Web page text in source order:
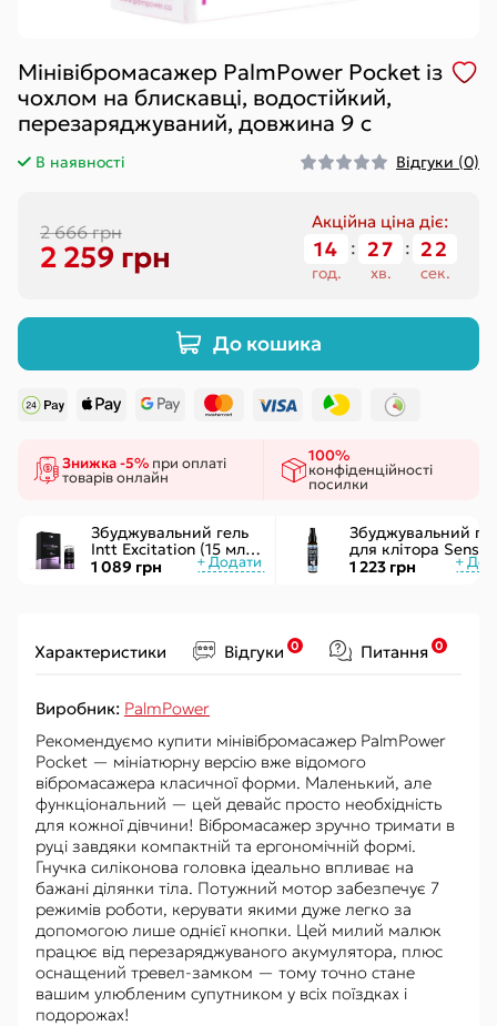
Мінівібромасажер PalmPower Pocket із
чохлом на блискавці, водостійкий,
перезаряджуваний, довжина 9 с
В наявності Відгуки (0)
2 666 грн
2 259 грн
Акційна ціна діє:
14
год.
: 27
хв.
: 22
сек.
До кошика
Знижка -5% при оплаті
товарів онлайн
100%
конфіденційності
посилки
Збуджувальний гель
Intt Excitation (15 мл) з
екстрактом
женьшеню, з ефектом
1 089 грн
Збуджувальний
для клітора
ON for Her Arousal
Ice 29мл охолодж.
1 223 грн
Характеристики Відгуки 0 Питання 0
Виробник: PalmPower
Рекомендуємо купити мінівібромасажер PalmPower
Pocket — мініатюрну версію вже відомого
вібромасажера класичної форми. Маленький, але
функціональний — цей девайс просто необхідність
для кожної дівчини! Вібромасажер зручно тримати в
руці завдяки компактній та ергономічній формі.
Гнучка силіконова головка ідеально впливає на
бажані ділянки тіла. Потужний мотор забезпечує 7
режимів роботи, керувати якими дуже легко за
допомогою лише однієї кнопки. Цей милий малюк
працює від перезаряджуваного акумулятора, плюс
оснащений тревел-замком — тому точно стане
вашим улюбленим супутником у всіх поїздках і
подорожах!